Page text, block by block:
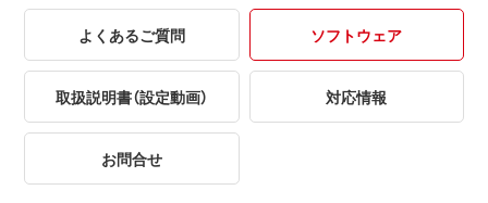
よくあるご質問 ソフトウェア
取扱説明書（設定動画） 対応情報
お問合せ